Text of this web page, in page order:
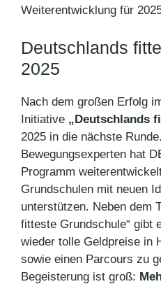
Weiterentwicklung für
Deutschlands
2025
Nach dem großen Erfolg
Initiative „Deutschlands
2025 in die nächste
Bewegungsexperten hat
Programm
Grundschulen mit neuen
unterstützen. Neben dem
fitteste Grundschule“ gibt
wieder tolle Geldpreise in
sowie einen Parcours zu
Begeisterung ist groß: